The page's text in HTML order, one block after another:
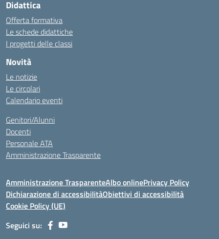
Didattica
Offerta formativa
Le schede didattiche
I progetti delle classi
Novità
Le notizie
Le circolari
Calendario eventi
Genitori/Alunni
Docenti
Personale ATA
Amministrazione Trasparente
Amministrazione TrasparenteAlbo onlinePrivacy Policy
Dichiarazione di accessibilitàObiettivi di accessibilità
Cookie Policy (UE)
Seguici su: